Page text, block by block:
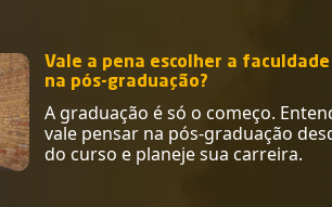
Vale a pena escolher a
na pós-graduação?
A graduação é só o começo.
vale pensar na pós-graduação
do curso e planeje sua carreira.